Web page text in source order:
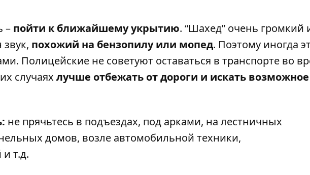
– пойти к ближайшему укрытию. “Шахед” очень громкий
похожий на бензопилу или мопед. Поэтому иногда
Полицейские не советуют оставаться в транспорте во
случаях лучше отбежать от дороги и искать возможное
не прячьтесь в подъездах, под арками, на лестничных
домов, возле автомобильной техники,
т.д.